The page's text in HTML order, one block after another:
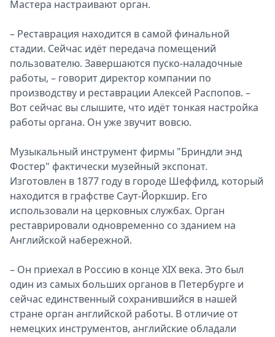
Мастера настраивают орган.
– Реставрация находится в самой финальной
стадии. Сейчас идёт передача помещений
пользователю. Завершаются пуско-наладочные
работы, – говорит директор компании по
производству и реставрации Алексей Распопов. –
Вот сейчас вы слышите, что идёт тонкая настройка
работы органа. Он уже звучит вовсю.
Музыкальный инструмент фирмы "Бриндли энд
Фостер" фактически музейный экспонат.
Изготовлен в 1877 году в городе Шеффилд, который
находится в графстве Саут-Йоркшир. Его
использовали на церковных службах. Орган
реставрировали одновременно со зданием на
Английской набережной.
– Он приехал в Россию в конце XIX века. Это был
один из самых больших органов в Петербурге и
сейчас единственный сохранившийся в нашей
стране орган английской работы. В отличие от
немецких инструментов, английские обладали